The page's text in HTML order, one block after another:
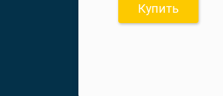
Купить